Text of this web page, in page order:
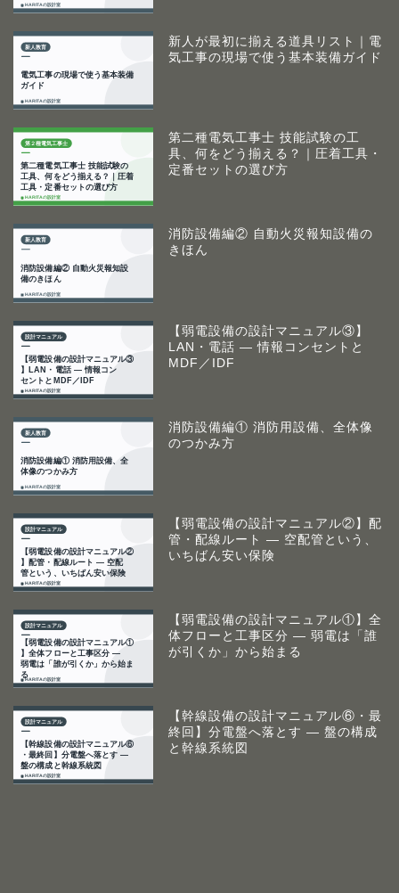
新人が最初に揃える道具リスト｜電
気工事の現場で使う基本装備ガイド
第二種電気工事士 技能試験の工
具、何をどう揃える？｜圧着工具・
定番セットの選び方
消防設備編② 自動火災報知設備の
きほん
【弱電設備の設計マニュアル③】
LAN・電話 ― 情報コンセントと
MDF／IDF
消防設備編① 消防用設備、全体像
のつかみ方
【弱電設備の設計マニュアル②】配
管・配線ルート ― 空配管という、
いちばん安い保険
【弱電設備の設計マニュアル①】全
体フローと工事区分 ― 弱電は「誰
が引くか」から始まる
【幹線設備の設計マニュアル⑥・最
終回】分電盤へ落とす ― 盤の構成
と幹線系統図